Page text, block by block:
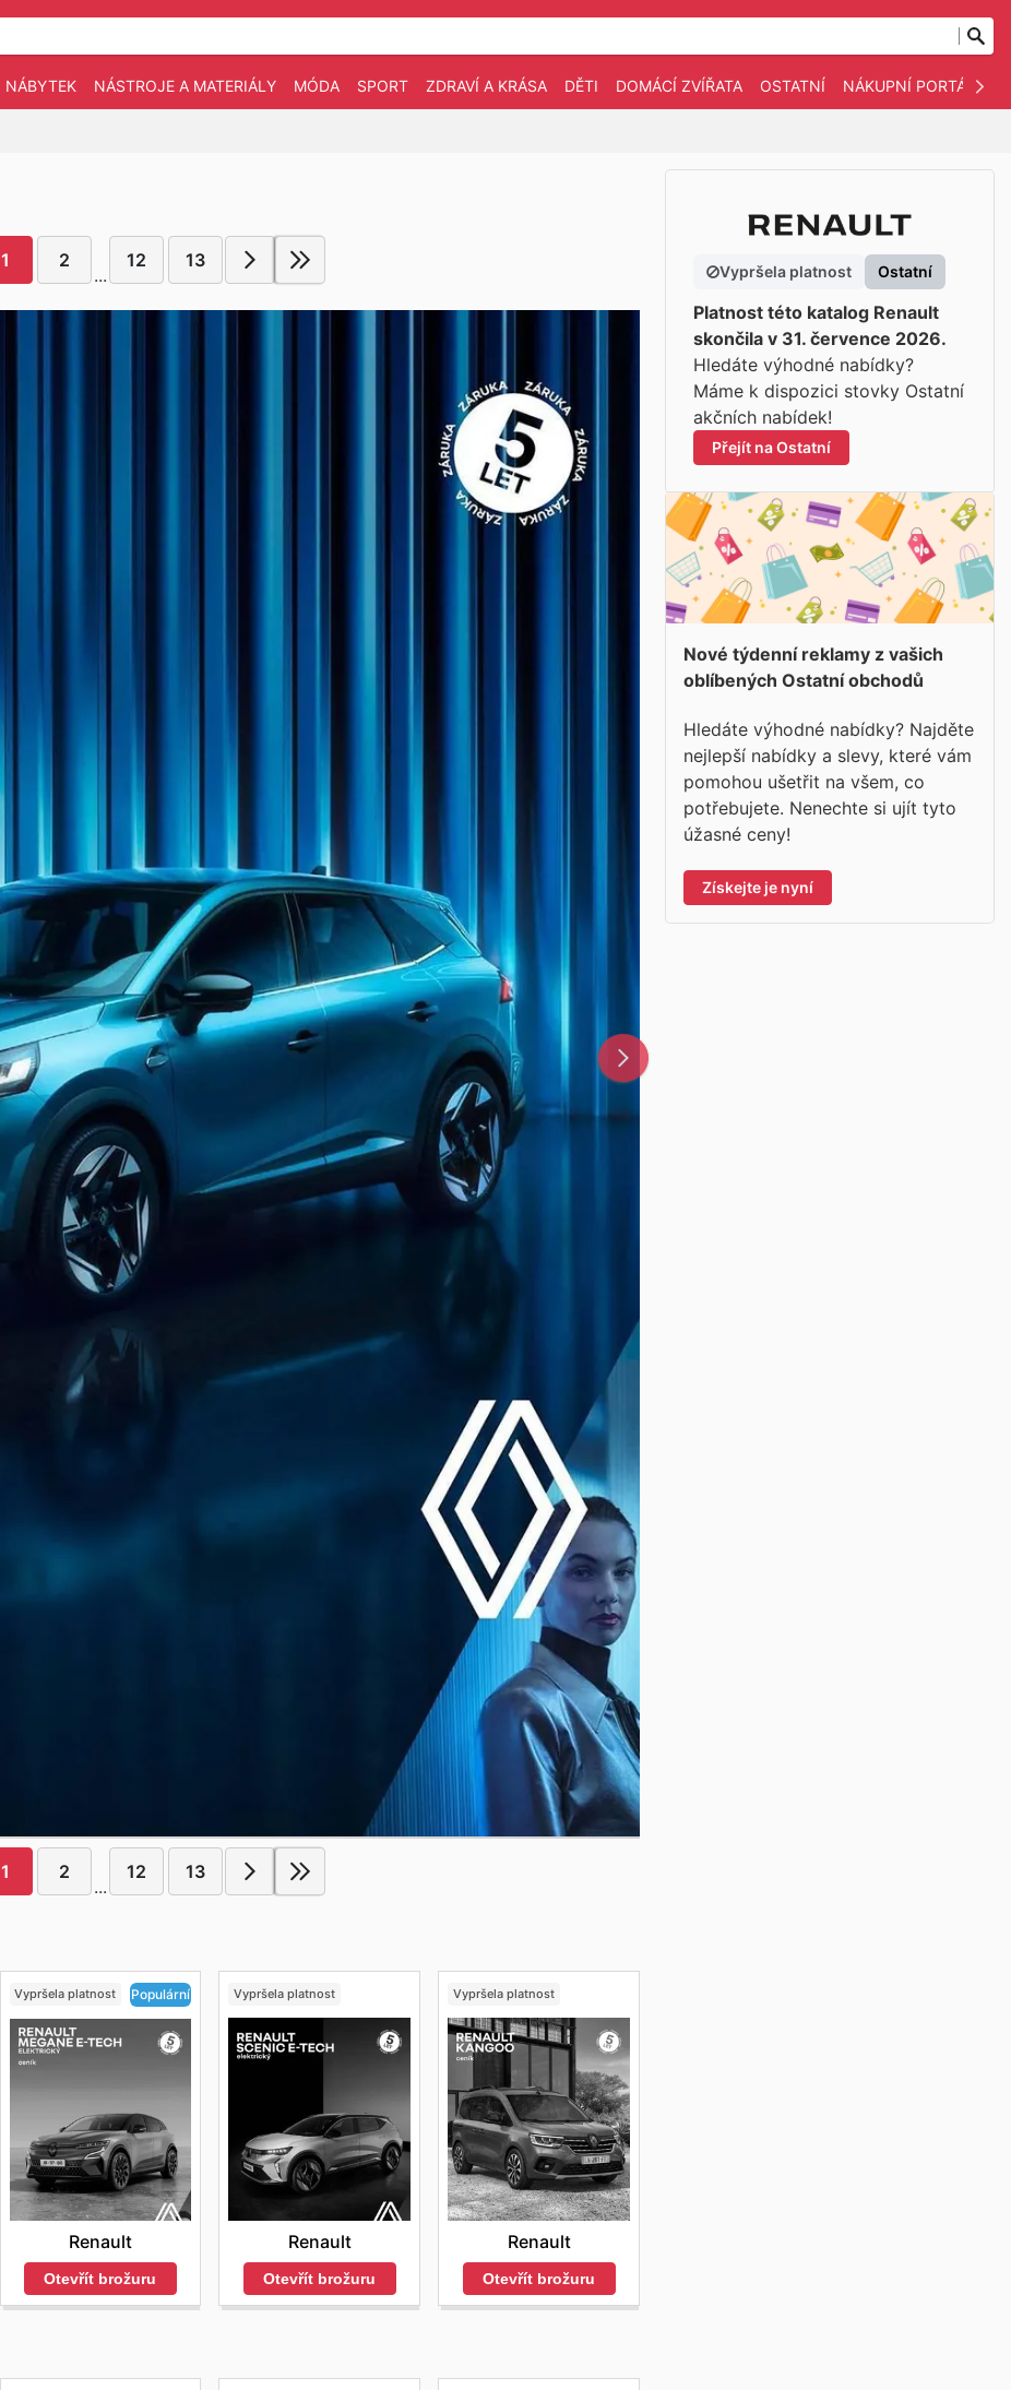
NÁBYTEK NÁSTROJE A MATERIÁLY MÓDA SPORT ZDRAVÍ A KRÁSA DĚTI DOMÁCÍ ZVÍŘATA OSTATNÍ NÁKUPNÍ PORTÁLY
1 2
...
12 13
1 2
...
12 13
Vypršela platnost Populární
Renault
Otevřít brožuru
Vypršela platnost
Renault
Otevřít brožuru
Vypršela platnost
Renault
Otevřít brožuru
Vypršela platnost Ostatní
Platnost této katalog Renault
skončila v 31. července 2026.
Hledáte výhodné nabídky?
Máme k dispozici stovky Ostatní
akčních nabídek!
Přejít na Ostatní
Nové týdenní reklamy z vašich
oblíbených Ostatní obchodů
Hledáte výhodné nabídky? Najděte
nejlepší nabídky a slevy, které vám
pomohou ušetřit na všem, co
potřebujete. Nenechte si ujít tyto
úžasné ceny!
Získejte je nyní